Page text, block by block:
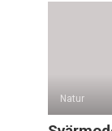
Natur